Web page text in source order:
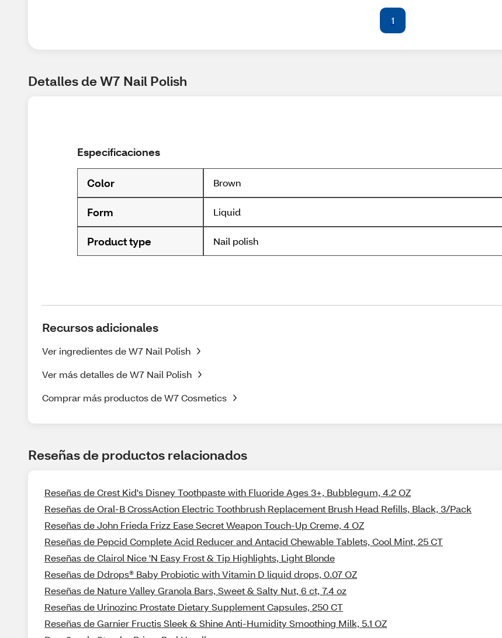
1
Detalles de W7 Nail Polish
Especificaciones
Color Brown
Form Liquid
Product type Nail polish
Recursos adicionales
Ver ingredientes de W7 Nail Polish
Ver más detalles de W7 Nail Polish
Comprar más productos de W7 Cosmetics
Reseñas de productos relacionados
Reseñas de Crest Kid's Disney Toothpaste with Fluoride Ages 3+, Bubblegum, 4.2 OZ
Reseñas de Oral-B CrossAction Electric Toothbrush Replacement Brush Head Refills, Black, 3/Pack
Reseñas de John Frieda Frizz Ease Secret Weapon Touch-Up Creme, 4 OZ
Reseñas de Pepcid Complete Acid Reducer and Antacid Chewable Tablets, Cool Mint, 25 CT
Reseñas de Clairol Nice 'N Easy Frost & Tip Highlights, Light Blonde
Reseñas de Ddrops® Baby Probiotic with Vitamin D liquid drops, 0.07 OZ
Reseñas de Nature Valley Granola Bars, Sweet & Salty Nut, 6 ct, 7.4 oz
Reseñas de Urinozinc Prostate Dietary Supplement Capsules, 250 CT
Reseñas de Garnier Fructis Sleek & Shine Anti-Humidity Smoothing Milk, 5.1 OZ